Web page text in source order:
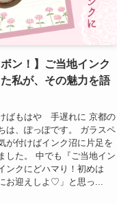
ボン！】ご当地インク
私が、その魅力を語
ばもはや 手遅れに 京都の
は、ぽっぽです。 ガラスペ
が付けばインク沼に片足を
した。 中でも『ご当地イン
ンクにどハマり！初めは
お迎えしよ♡」と思っ...